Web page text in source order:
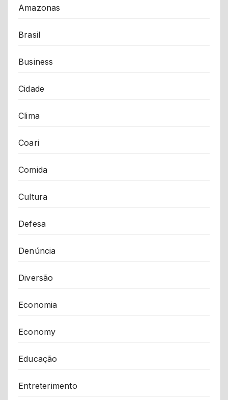
Amazonas
Brasil
Business
Cidade
Clima
Coari
Comida
Cultura
Defesa
Denúncia
Diversão
Economia
Economy
Educação
Entreterimento